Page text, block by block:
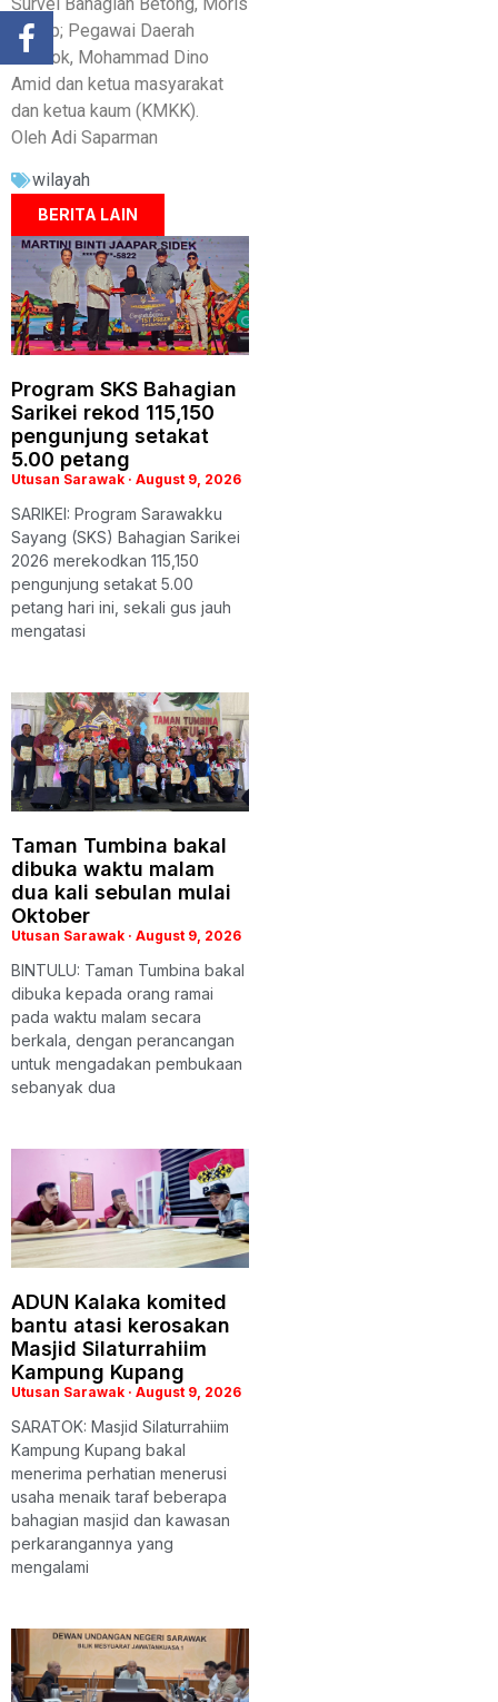
Nyaup; Pegawai Daerah
Saratok, Mohammad Dino
Amid dan ketua masyarakat
dan ketua kaum (KMKK).
Oleh Adi Saparman
wilayah
BERITA LAIN
Program SKS Bahagian
Sarikei rekod 115,150
pengunjung setakat
5.00 petang
Utusan Sarawak August 9, 2026
SARIKEI: Program Sarawakku
Sayang (SKS) Bahagian Sarikei
2026 merekodkan 115,150
pengunjung setakat 5.00
petang hari ini, sekali gus jauh
mengatasi
Taman Tumbina bakal
dibuka waktu malam
dua kali sebulan mulai
Oktober
Utusan Sarawak August 9, 2026
BINTULU: Taman Tumbina bakal
dibuka kepada orang ramai
pada waktu malam secara
berkala, dengan perancangan
untuk mengadakan pembukaan
sebanyak dua
ADUN Kalaka komited
bantu atasi kerosakan
Masjid Silaturrahiim
Kampung Kupang
Utusan Sarawak August 9, 2026
SARATOK: Masjid Silaturrahiim
Kampung Kupang bakal
menerima perhatian menerusi
usaha menaik taraf beberapa
bahagian masjid dan kawasan
perkarangannya yang
mengalami